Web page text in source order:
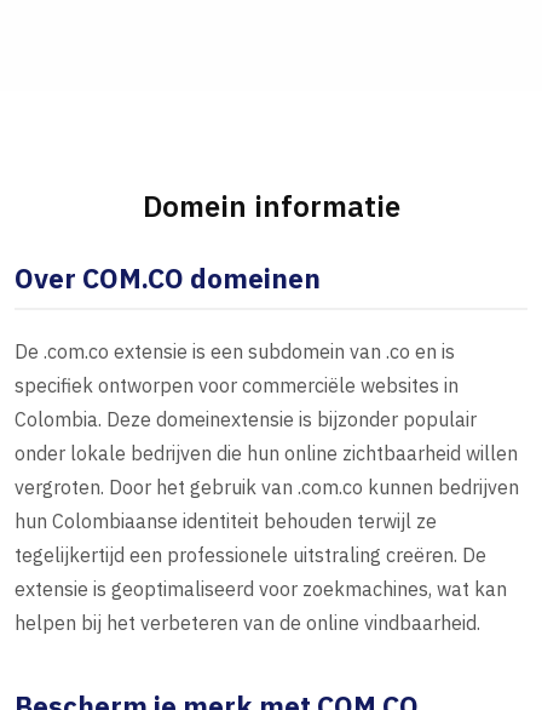
Domein informatie
Over COM.CO domeinen
De .com.co extensie is een subdomein van .co en is
specifiek ontworpen voor commerciële websites in
Colombia. Deze domeinextensie is bijzonder populair
onder lokale bedrijven die hun online zichtbaarheid willen
vergroten. Door het gebruik van .com.co kunnen bedrijven
hun Colombiaanse identiteit behouden terwijl ze
tegelijkertijd een professionele uitstraling creëren. De
extensie is geoptimaliseerd voor zoekmachines, wat kan
helpen bij het verbeteren van de online vindbaarheid.